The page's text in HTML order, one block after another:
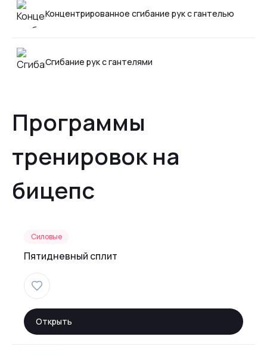
Концентрированное сгибание рук с гантелью
Сгибание рук с гантелями
Программы
тренировок на
бицепс
Силовые
Пятидневный сплит
Открыть